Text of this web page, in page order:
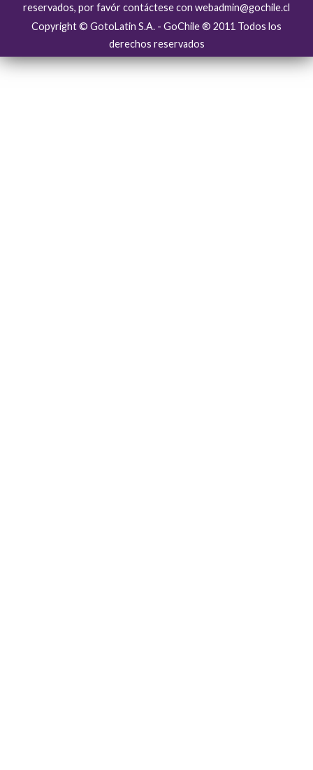
reservados, por favór contáctese con webadmin@gochile.cl
Copyright © GotoLatin S.A. - GoChile ® 2011 Todos los
derechos reservados